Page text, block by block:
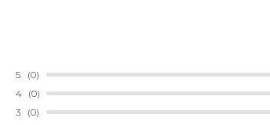
5
(0)
4 (0)
3
(0)